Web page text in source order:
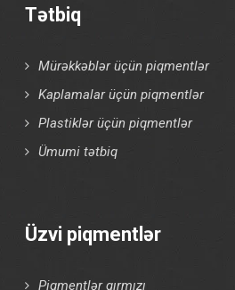
Tətbiq
Mürəkkəblər üçün piqmentlər
Kaplamalar üçün piqmentlər
Plastiklər üçün piqmentlər
Ümumi tətbiq
Üzvi piqmentlər
Piqmentlər qırmızı